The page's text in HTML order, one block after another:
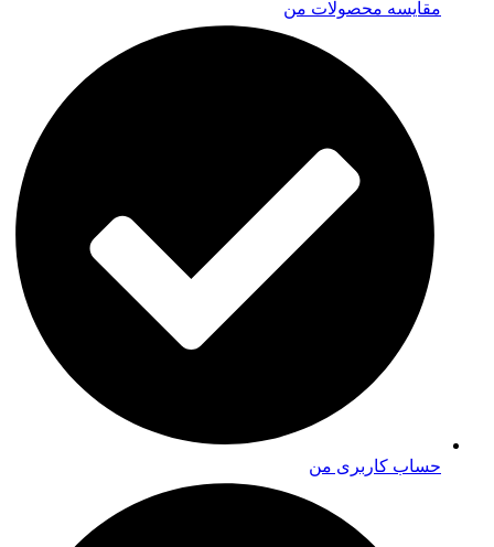
مقایسه محصولات من
حساب کاربری من